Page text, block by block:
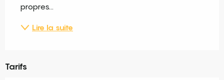
propres...
Lire la suite
Tarifs